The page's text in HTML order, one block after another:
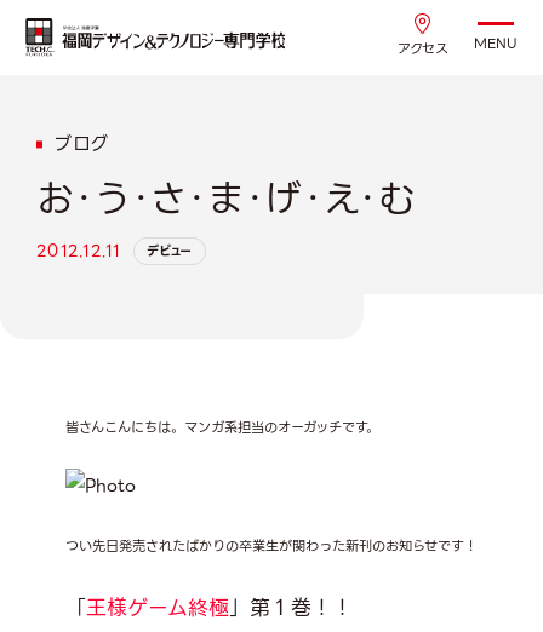
アクセス MENU
ブログ
お・う・さ・ま・げ・え・む
2012.12.11 デビュー
皆さんこんにちは。マンガ系担当のオーガッチです。
つい先日発売されたばかりの卒業生が関わった新刊のお知らせです！
「王様ゲーム終極」第１巻！！